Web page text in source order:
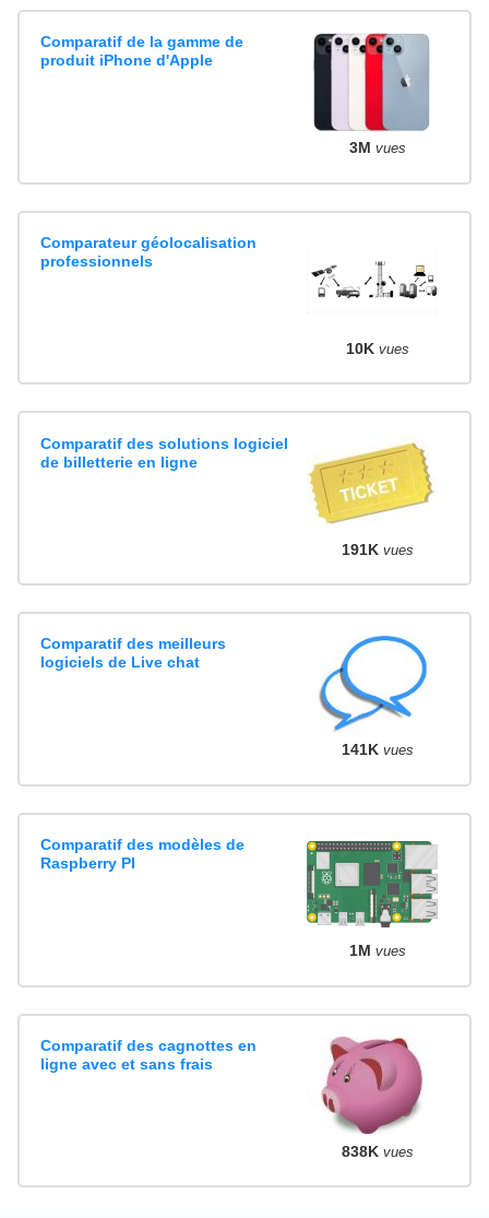
Comparatif de la gamme de
produit iPhone d'Apple
3M vues
Comparateur géolocalisation
professionnels
10K vues
Comparatif des solutions logiciel
de billetterie en ligne
191K vues
Comparatif des meilleurs
logiciels de Live chat
141K vues
Comparatif des modèles de
Raspberry PI
1M vues
Comparatif des cagnottes en
ligne avec et sans frais
838K vues